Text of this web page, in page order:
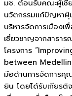
มช. ต้อนรับคณะผู้เชี่
นวัตกรรมแก้ปัญหา
บริหารจัดการเมือง
เชี่ยวชาญจากสาธา
โครงการ
between Medellin
มือด้านการจัดการคุณ
ยิน โดยได้รับเกียรติ